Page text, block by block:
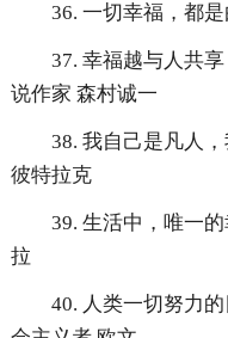
36. 一切幸福，都
37. 幸福越与人共
说作家 森村诚一
38. 我自己是凡人
彼特拉克
39. 生活中，唯一
拉
40. 人类一切努力